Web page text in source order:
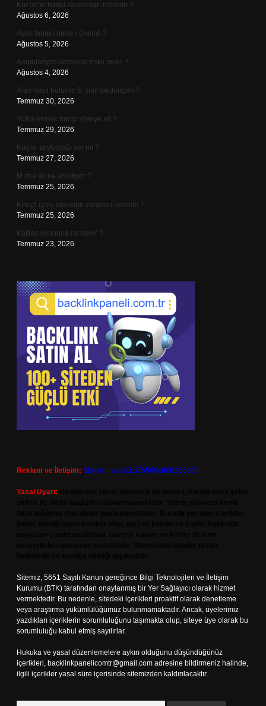
Kur’an’ın temel kavramları nelerdir ?
Ağustos 6, 2026
Ayak tabanı neden önemli ?
Ağustos 5, 2026
Amputasyon ameliyatı riskli midir ?
Ağustos 4, 2026
Alan nasıl bulunur 6. sınıf dikdörtgen ?
Temmuz 30, 2026
Yufka ekmek hangi yöreye ait ?
Temmuz 29, 2026
Kuşlar zeytinyağı yer mi ?
Temmuz 27, 2026
M rise av ne anlatıyor ?
Temmuz 25, 2026
Kireçli içme suyunun zararları nelerdir ?
Temmuz 25, 2026
Kafkas oyununa ne denir ?
Temmuz 23, 2026
Reklam ve İletişim: Skype: live:.cid.575569c608265c69
Yasal Uyarı:
Sitemiz, 5651 Sayılı Kanun gereğince Bilgi Teknolojileri ve İletişim
Kurumu (BTK) tarafından onaylanmış bir Yer Sağlayıcı olarak hizmet
vermektedir. Bu nedenle, sitedeki içerikleri proaktif olarak denetleme
veya araştırma yükümlülüğümüz bulunmamaktadır. Ancak, üyelerimiz
yazdıkları içeriklerin sorumluluğunu taşımakta olup, siteye üye olarak bu
sorumluluğu kabul etmiş sayılırlar.
Hukuka ve yasal düzenlemelere aykırı olduğunu düşündüğünüz
içerikleri, backlinkpanelicomtr@gmail.com adresine bildirmeniz halinde,
ilgili içerikler yasal süre içerisinde sitemizden kaldırılacaktır.